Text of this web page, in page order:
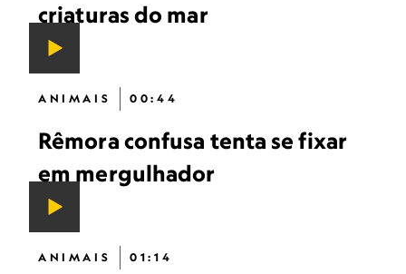
criaturas do mar
ANIMAIS 00:44
Rêmora confusa tenta se fixar
em mergulhador
ANIMAIS 01:14